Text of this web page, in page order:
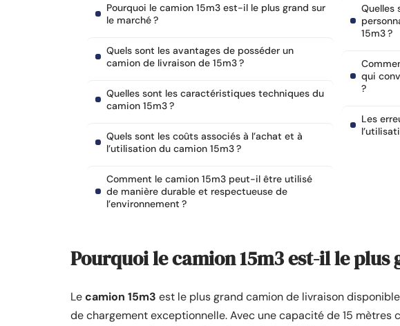
Pourquoi le camion 15m3 est-il le plus grand sur
le marché ?
Quels sont les avantages de posséder un
camion de livraison de 15m3 ?
Quelles sont les caractéristiques techniques du
camion 15m3 ?
Quels sont les coûts associés à l’achat et à
l’utilisation du camion 15m3 ?
Comment le camion 15m3 peut-il être utilisé
de manière durable et respectueuse de
l’environnement ?
Quelles
15m3 ?
qui
?
Les
Pourquoi le camion 15m3 est-il le plus
Lecamion 15m3 est le plus grand camion de livraison
de chargement exceptionnelle. Avec une capacité de 15 mètres